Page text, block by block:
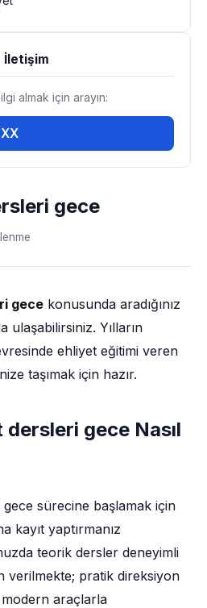
gece
gece konusunda aradığınız
ulaşabilirsiniz. Yılların
ehliyet eğitimi veren
taşımak için hazır.
gece Nasıl
sürecine başlamak için
kayıt yaptırmanız
teorik dersler deneyimli
verilmekte; pratik direksiyon
araçlarla
İletişim
almak için arayın: